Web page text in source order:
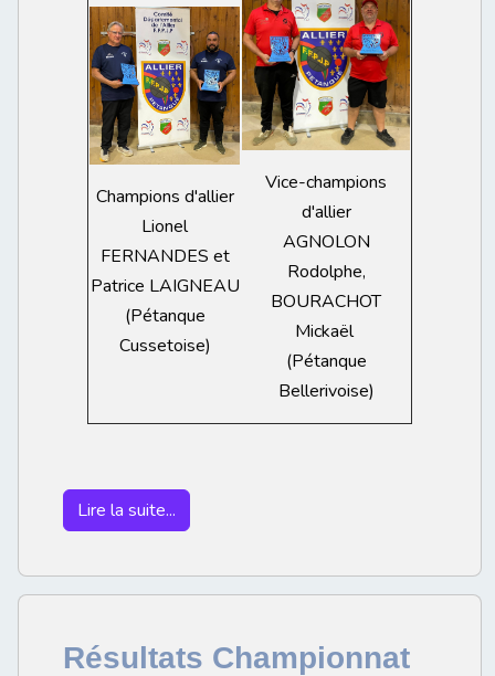
Champions d'allier
Lionel
FERNANDES et
Patrice LAIGNEAU
(Pétanque
Cussetoise)
Vice-champions
d'allier
AGNOLON
Rodolphe,
BOURACHOT
Mickaël
(Pétanque
Bellerivoise)
Lire la suite...
Résultats Championnat